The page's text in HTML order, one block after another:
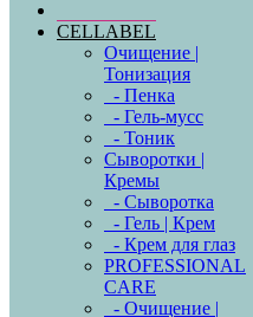
CELLABEL
Очищение |
Тонизация
- Пенка
- Гель-мусс
- Тоник
Сыворотки |
Кремы
- Сыворотка
- Гель | Крем
- Крем для глаз
PROFESSIONAL
CARE
- Очищение |